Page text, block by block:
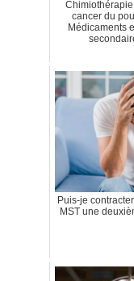
cancer du
Médicaments
Puis-je
MST une